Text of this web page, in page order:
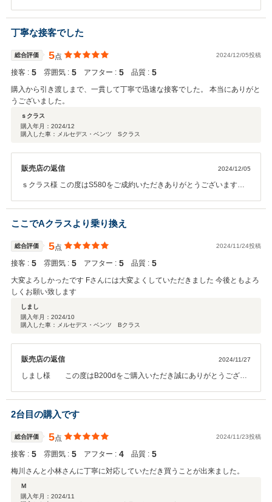
ございます。 遠方地からのご来店納車させていただきました。 富山の
美味しいご飯を食べて明日気を付けてお帰り下さいませ。 引き続きよ
ろしくお願い致します。
丁寧な接客でした
総合評価 5点 2024/12/05投稿
接客 : 5 雰囲気 : 5 アフター : 5 品質 : 5
購入から引き渡しまで、一貫して丁寧で迅速な接客でした。 本当にありがと
うございました。
ｓクラス
購入年月： 2024/12
購入した車：メルセデス・ベンツ Sクラス
販売店の返信 2024/12/05
ｓクラス様 この度はS580をご成約いただきありがとうございます。
お決めいただけました。 ブルーの外装、ベージュの内装という希少な
Sクラスでございます。 自分の求めていた車両ということでお力にな
れてうれしく思います。 是非ご家族で富山県に遊びにいらして下さ
い。 ご縁に感謝いたします。 引き続きよろしくお願い致します。
ここでAクラスより乗り換え
総合評価 5点 2024/11/24投稿
接客 : 5 雰囲気 : 5 アフター : 5 品質 : 5
大変よろしかったです Fさんには大変よくしていただきました 今後ともよろ
しくお願い致します
しまし
購入年月： 2024/10
購入した車：メルセデス・ベンツ Bクラス
販売店の返信 2024/11/27
しまし様 この度はB200dをご購入いただき誠にありがとうござい
な点がございましたら、いつでもお気軽にご相談くださいませ。 スタ
ッフ一同、誠心誠意対応させていただきます。今後ともよろしくお願
い申し上げます。
2台目の購入です
総合評価 5点 2024/11/23投稿
接客 : 5 雰囲気 : 5 アフター : 4 品質 : 5
梅川さんと小林さんに丁寧に対応していただき買うことが出来ました。
Ｍ
購入年月： 2024/11